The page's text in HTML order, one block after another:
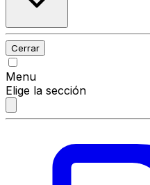
Cerrar
Menu
Elige la sección